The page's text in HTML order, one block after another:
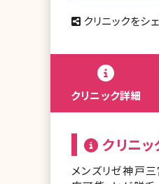
クリニックをシ
クリニック詳細
クリニ
メンズリゼ神戸